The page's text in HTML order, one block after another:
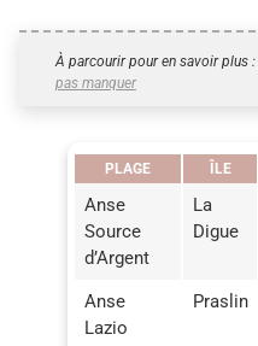
À parcourir pour en savoir plus :
pas manquer
PLAGE ÎLE
Anse
Source
d’Argent
La
Digue
Anse
Lazio
Praslin